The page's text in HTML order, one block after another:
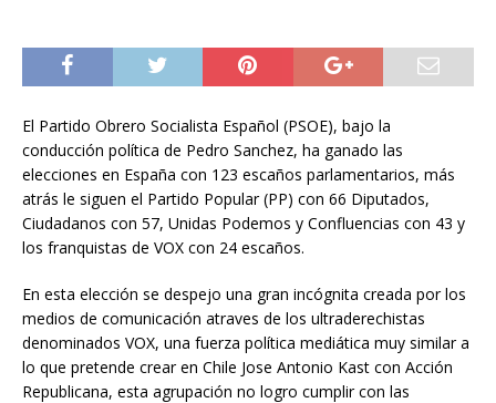
El Partido Obrero Socialista Español (PSOE), bajo la
conducción política de Pedro Sanchez, ha ganado las
elecciones en España con 123 escaños parlamentarios, más
atrás le siguen el Partido Popular (PP) con 66 Diputados,
Ciudadanos con 57, Unidas Podemos y Confluencias con 43 y
los franquistas de VOX con 24 escaños.
En esta elección se despejo una gran incógnita creada por los
medios de comunicación atraves de los ultraderechistas
denominados VOX, una fuerza política mediática muy similar a
lo que pretende crear en Chile Jose Antonio Kast con Acción
Republicana, esta agrupación no logro cumplir con las